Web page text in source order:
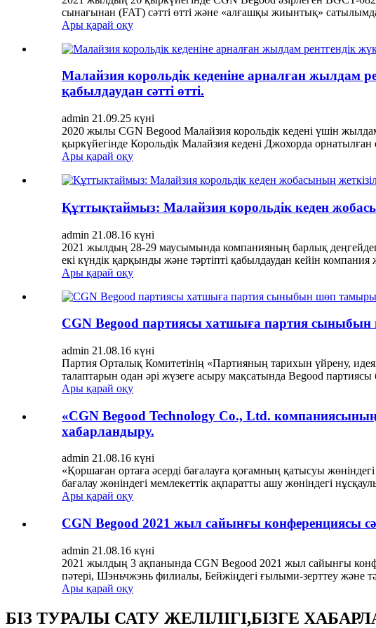
сынағынан (FAT) сәтті өтті және «алғашқы жиынтық»
Ары қарай оқу
Малайзия корольдік кеденіне арналған жылдам
қабылдаудан сәтті өтті.
admin 21.09.25 күні
2020 жылы CGN Begood Малайзия корольдік кедені үшін
қыркүйегінде Корольдік Малайзия кедені Джохорда
Ары қарай оқу
Құттықтаймыз: Малайзия корольдік кеден
admin 21.08.16 күні
2021 жылдың 28-29 маусымында компанияның барлық
екі күндік қарқынды және тәртіпті қабылдаудан кейін компания
Ары қарай оқу
CGN Begood партиясы хатшыға партия
admin 21.08.16 күні
Партия Орталық Комитетінің «Партияның тарихын үйрену,
талаптарын одан әрі жүзеге асыру мақсатында Begood
Ары қарай оқу
«CGN Begood Technology Co., Ltd.
хабарландыру.
admin 21.08.16 күні
«Қоршаған ортаға әсерді бағалауға қоғамның қатысуы
бағалау жөніндегі мемлекеттік ақпаратты ашу жөніндегі
Ары қарай оқу
CGN Begood 2021 жыл сайынғы конференциясы
admin 21.08.16 күні
2021 жылдың 3 ақпанында CGN Begood 2021 жыл сайынғы
пәтері, Шэньчжэнь филиалы, Бейжіңдегі ғылыми-зерттеу және
Ары қарай оқу
БІЗ ТУРАЛЫ САТУ ЖЕЛІЛІГІ,БІЗГЕ